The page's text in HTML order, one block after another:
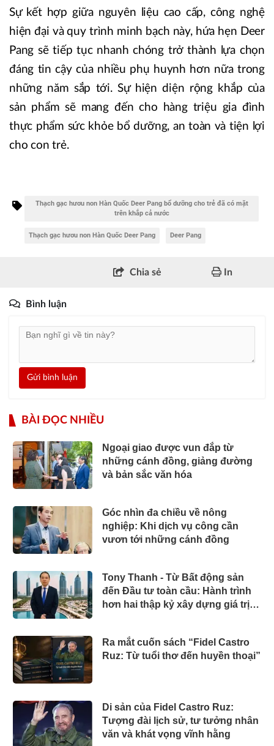
Sự kết hợp giữa nguyên liệu cao cấp, công nghệ
hiện đại và quy trình minh bạch này, hứa hẹn Deer
Pang sẽ tiếp tục nhanh chóng trở thành lựa chọn
đáng tin cậy của nhiều phụ huynh hơn nữa trong
những năm sắp tới. Sự hiện diện rộng khắp của
sản phẩm sẽ mang đến cho hàng triệu gia đình
thực phẩm sức khỏe bổ dưỡng, an toàn và tiện lợi
cho con trẻ.
Thạch gạc hươu non Hàn Quốc Deer Pang bổ dưỡng cho trẻ đã có mặt
trên khắp cả nước
Thạch gạc hươu non Hàn Quốc Deer Pang Deer Pang
Chia sẻ In
Bình luận
Gửi bình luận
BÀI ĐỌC NHIỀU
Ngoại giao được vun đắp từ
những cánh đồng, giảng đường
và bản sắc văn hóa
Góc nhìn đa chiều về nông
nghiệp: Khi dịch vụ công cần
vươn tới những cánh đồng
Tony Thanh - Từ Bất động sản
đến Đầu tư toàn cầu: Hành trình
hơn hai thập kỷ xây dựng giá trị
Ra mắt cuốn sách “Fidel Castro
Ruz: Từ tuổi thơ đến huyền thoại”
Di sản của Fidel Castro Ruz:
Tượng đài lịch sử, tư tưởng nhân
văn và khát vọng vĩnh hằng